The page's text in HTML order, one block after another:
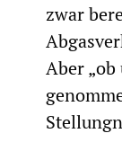
zwar
Aber